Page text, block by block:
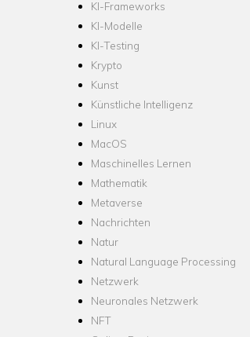
KI-Frameworks
KI-Modelle
KI-Testing
Krypto
Kunst
Künstliche Intelligenz
Linux
MacOS
Maschinelles Lernen
Mathematik
Metaverse
Nachrichten
Natur
Natural Language Processing
Netzwerk
Neuronales Netzwerk
NFT